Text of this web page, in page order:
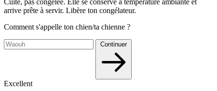
Cuite, pas congelée. Elle se conserve à température ambiante et
arrive prête à servir. Libère ton congélateur.
Comment s'appelle ton chien/ta chienne ?
Continuer
Excellent